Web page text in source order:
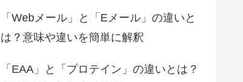
「Webメール」と「Eメール」の違いと
は？意味や違いを簡単に解釈
「EAA」と「プロテイン」の違いとは？